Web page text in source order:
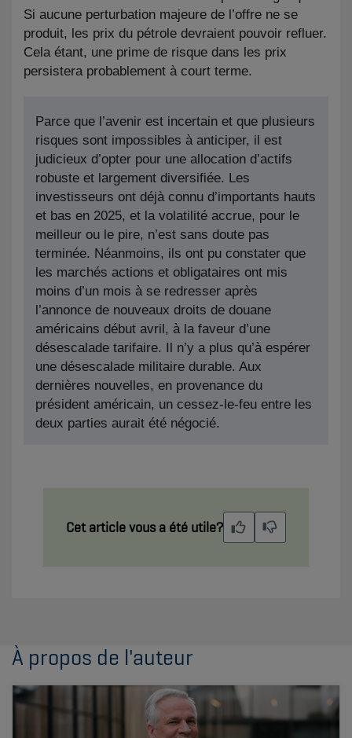
Si aucune perturbation majeure de l’offre ne se
produit, les prix du pétrole devraient pouvoir refluer.
Cela étant, une prime de risque dans les prix
persistera probablement à court terme.
Parce que l’avenir est incertain et que plusieurs
risques sont impossibles à anticiper, il est
judicieux d’opter pour une allocation d’actifs
robuste et largement diversifiée. Les
investisseurs ont déjà connu d’importants hauts
et bas en 2025, et la volatilité accrue, pour le
meilleur ou le pire, n’est sans doute pas
terminée. Néanmoins, ils ont pu constater que
les marchés actions et obligataires ont mis
moins d’un mois à se redresser après
l’annonce de nouveaux droits de douane
américains début avril, à la faveur d’une
désescalade tarifaire. Il n’y a plus qu’à espérer
une désescalade militaire durable. Aux
dernières nouvelles, en provenance du
président américain, un cessez-le-feu entre les
deux parties aurait été négocié.
Cet article vous a été utile?
À propos de l'auteur